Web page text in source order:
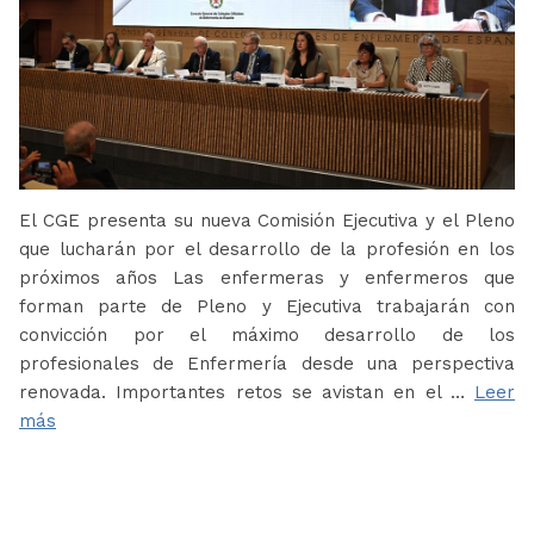
El CGE presenta su nueva Comisión Ejecutiva y el Pleno
que lucharán por el desarrollo de la profesión en los
próximos años Las enfermeras y enfermeros que
forman parte de Pleno y Ejecutiva trabajarán con
convicción por el máximo desarrollo de los
profesionales de Enfermería desde una perspectiva
renovada. Importantes retos se avistan en el … Leer
más